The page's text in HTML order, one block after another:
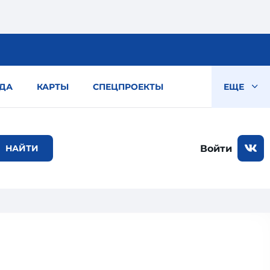
КАРТЫ СПЕЦПРОЕКТЫ ЕЩЕ
Войти